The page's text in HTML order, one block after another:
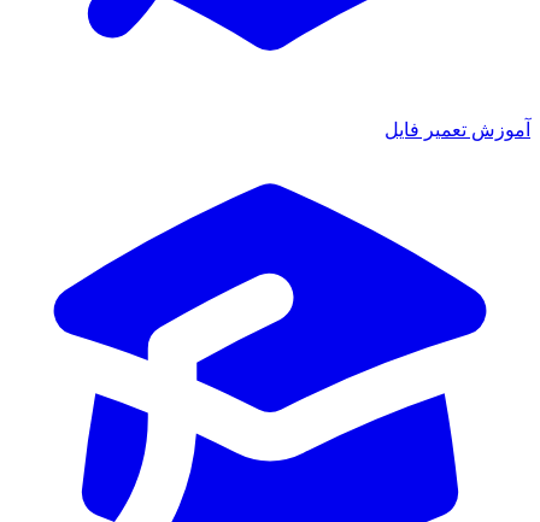
آموزش تعمیر فایل